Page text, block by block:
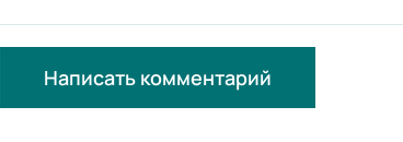
Написать комментарий